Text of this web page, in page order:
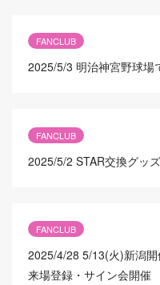
FANCLUB
2025/5/3 明治神宮野球場
FANCLUB
2025/5/2 STAR交換グッ
FANCLUB
2025/4/28 5/13(火)新潟
来場登録・サイン会開催